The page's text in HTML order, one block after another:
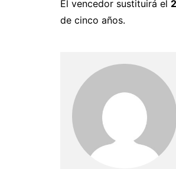
El vencedor sustituirá el
de cinco años.